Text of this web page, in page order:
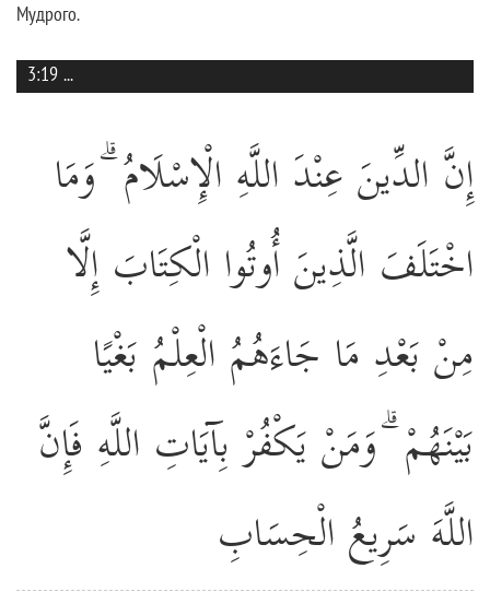
Мудрого.
3:19 ...
إِنَّ الدِّينَ عِنْدَ اللَّهِ الْإِسْلَامُ ۗ وَمَا
اخْتَلَفَ الَّذِينَ أُوتُوا الْكِتَابَ إِلَّا
مِنْ بَعْدِ مَا جَاءَهُمُ الْعِلْمُ بَغْيًا
بَيْنَهُمْ ۗ وَمَنْ يَكْفُرْ بِآيَاتِ اللَّهِ فَإِنَّ
اللَّهَ سَرِيعُ الْحِسَابِ